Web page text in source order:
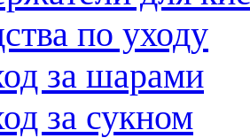
по уходу
за шарами
за сукном